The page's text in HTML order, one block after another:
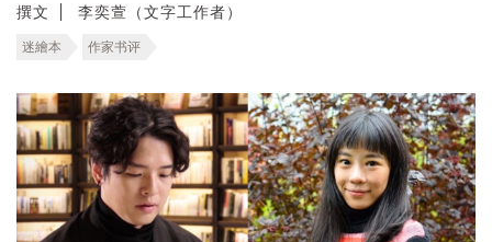
撰文 李奕萱（文字工作者）
迷繪本 作家书评